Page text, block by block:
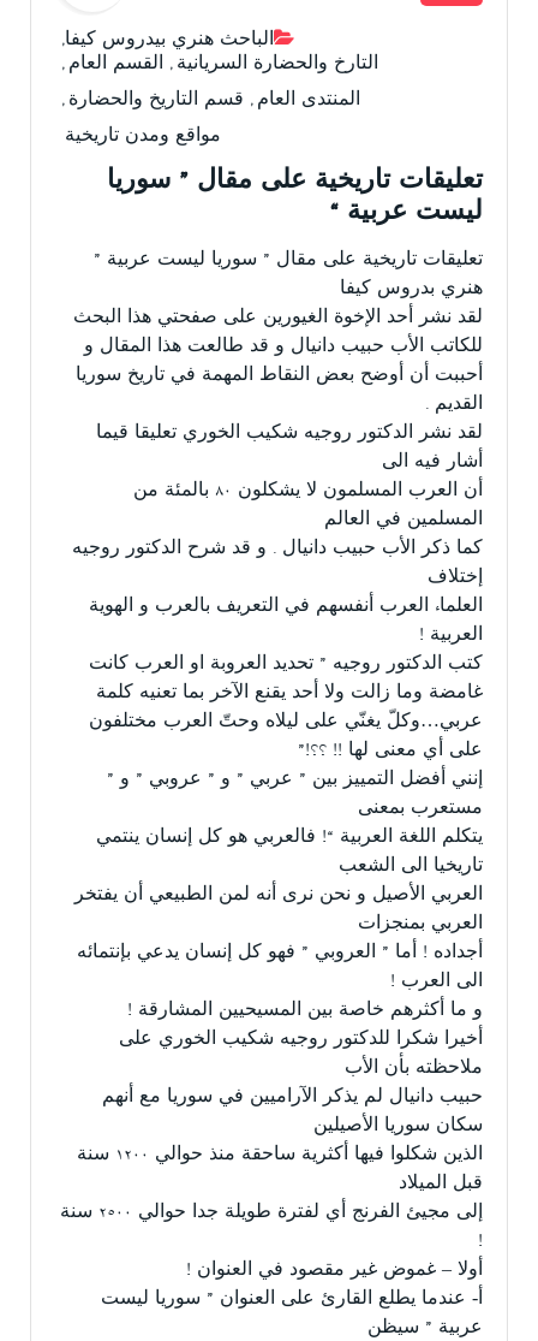
الباحث هنري بيدروس كيفا,
التارخ والحضارة السريانية , القسم العام ,
المنتدى العام , قسم التاريخ والحضارة ,
مواقع ومدن تاريخية
تعليقات تاريخية على مقال ” سوريا
ليست عربية “
تعليقات تاريخية على مقال ” سوريا ليست عربية ”
هنري بدروس كيفا
لقد نشر أحد الإخوة الغيورين على صفحتي هذا البحث
للكاتب الأب حبيب دانيال و قد طالعت هذا المقال و
أحببت أن أوضح بعض النقاط المهمة في تاريخ سوريا
القديم .
لقد نشر الدكتور روجيه شكيب الخوري تعليقا قيما
أشار فيه الى
أن العرب المسلمون لا يشكلون ٨٠ بالمئة من
المسلمين في العالم
كما ذكر الأب حبيب دانيال . و قد شرح الدكتور روجيه
إختلاف
العلماء العرب أنفسهم في التعريف بالعرب و الهوية
العربية !
كتب الدكتور روجيه ” تحديد العروبة او العرب كانت
غامضة وما زالت ولا أحد يقنع الآخر بما تعنيه كلمة
عربي…وكلّ يغنّي على ليلاه وحتّ العرب مختلفون
على أي معنى لها !! ؟؟!”
إنني أفضل التمييز بين ” عربي ” و ” عروبي ” و ”
مستعرب بمعنى
يتكلم اللغة العربية “! فالعربي هو كل إنسان ينتمي
تاريخيا الى الشعب
العربي الأصيل و نحن نرى أنه لمن الطبيعي أن يفتخر
العربي بمنجزات
أجداده ! أما ” العروبي ” فهو كل إنسان يدعي بإنتمائه
الى العرب !
و ما أكثرهم خاصة بين المسيحيين المشارقة !
أخيرا شكرا للدكتور روجيه شكيب الخوري على
ملاحظته بأن الأب
حبيب دانيال لم يذكر الآراميين في سوريا مع أنهم
سكان سوريا الأصيلين
الذين شكلوا فيها أكثرية ساحقة منذ حوالي ١٢٠٠ سنة
قبل الميلاد
إلى مجيئ الفرنج أي لفترة طويلة جدا حوالي ٢٥٠٠ سنة
!
أولا – غموض غير مقصود في العنوان !
أ- عندما يطلع القارئ على العنوان ” سوريا ليست
عربية ” سيظن